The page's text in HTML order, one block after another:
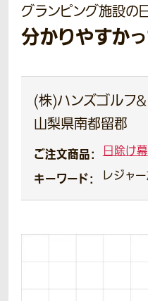
グランピング施設の
分かりやすか
(株)ハンズゴルフ
山梨県南都留郡
ご注文商品： 日除け幕
キーワード： レジャ